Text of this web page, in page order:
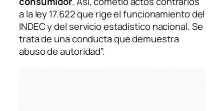
a la ley 17.622 que rige el funcionamiento del
INDEC y del servicio estadístico nacional. Se
trata de una conducta que demuestra
abuso de autoridad”.